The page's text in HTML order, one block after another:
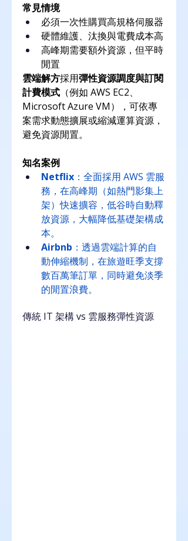
常見情境
必須一次性購買高規格伺服器
硬體維護、汰換與電費成本高
高峰期需要額外資源，但平時
閒置
雲端解方採用彈性資源調度與訂閱
計費模式 （例如 AWS EC2、
Microsoft Azure VM），可依專
案需求動態擴展或縮減運算資源，
避免資源閒置。
知名案例
Netflix ：全面採用 AWS 雲服
務，在高峰期（如熱門影集上
架）快速擴容，低谷時自動釋
放資源，大幅降低基礎架構成
本。
Airbnb ：透過雲端計算的自
動伸縮機制，在旅遊旺季支撐
數百萬筆訂單，同時避免淡季
的閒置浪費。
傳統 IT 架構 vs 雲服務彈性資源